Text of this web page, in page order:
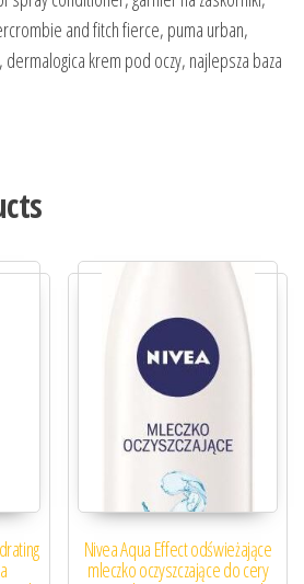
and fitch fierce, puma urban,
krem pod oczy, najlepsza baza
Nivea Aqua Effect odświeżające
mleczko oczyszczające do cery